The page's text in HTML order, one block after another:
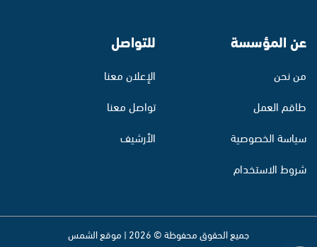
عن المؤسسة
من نحن
طاقم العمل
سياسة الخصوصية
شروط الاستخدام
للتواصل
الإعلان معنا
تواصل معنا
الأرشيف
جميع الحقوق محفوظة © 2026 | موقع الشمس